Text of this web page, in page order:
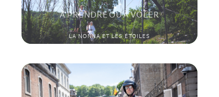
À PRENDRE OU À VOLER
LA NONNA ET LES ÉTOILES